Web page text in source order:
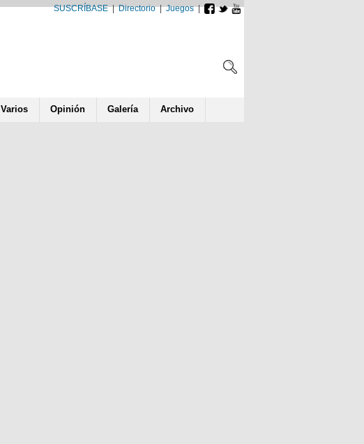
SUSCRÍBASE|Directorio|Juegos|
Varios Opinión Galería Archivo